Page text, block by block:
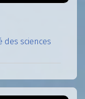
des sciences